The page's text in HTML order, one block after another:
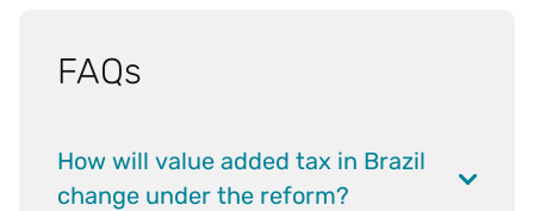
FAQs
How will value added tax in Brazil
change under the reform?